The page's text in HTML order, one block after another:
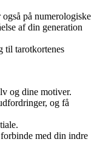
på numerologiske
af din generation
til tarotkortenes
og dine motiver.
og få
med din indre